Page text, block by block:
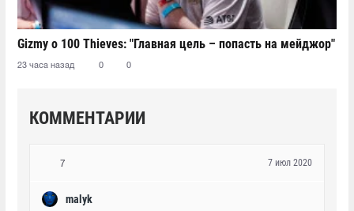
Gizmy о 100 Thieves: "Главная цель – попасть на мейджор"
23 часа назад 0 0
КОММЕНТАРИИ
7
malyk
7 июл 2020